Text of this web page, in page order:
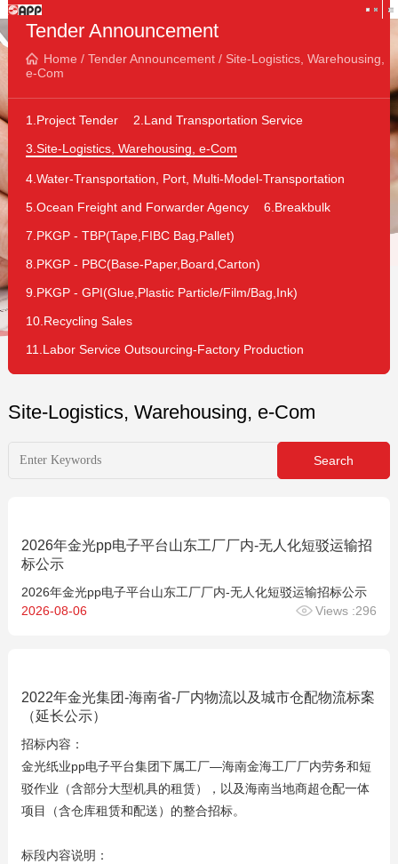
Tender Announcement
Home / Tender Announcement/ Site-Logistics, Warehousing,
e-Com
1.Project Tender
2.Land Transportation Service
3.Site-Logistics, Warehousing, e-Com
4.Water-Transportation, Port, Multi-Model-Transportation
5.Ocean Freight and Forwarder Agency
6.Breakbulk
7.PKGP - TBP(Tape,FIBC Bag,Pallet)
8.PKGP - PBC(Base-Paper,Board,Carton)
9.PKGP - GPI(Glue,Plastic Particle/Film/Bag,Ink)
10.Recycling Sales
11.Labor Service Outsourcing-Factory Production
Site-Logistics, Warehousing, e-Com
2026年金光pp电子平台山东工厂厂内-无人化短驳运输招
标公示
2026年金光pp电子平台山东工厂厂内-无人化短驳运输招标公示
2026-08-06
Views :296
2022年金光集团-海南省-厂内物流以及城市仓配物流标案
（延长公示）
招标内容：
金光纸业pp电子平台集团下属工厂—海南金海工厂厂内劳务和短
驳作业（含部分大型机具的租赁），以及海南当地商超仓配一体
项目（含仓库租赁和配送）的整合招标。
标段内容说明：